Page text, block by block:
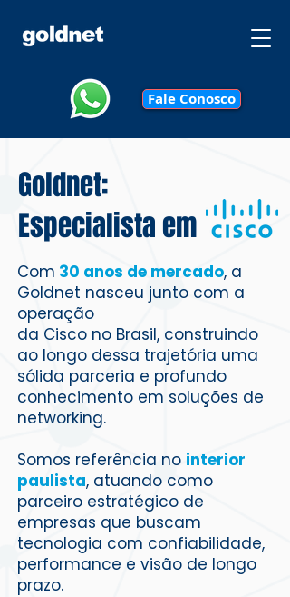
Fale Conosco
Goldnet:
Especialista em
Com 30 anos de mercado, a
Goldnet nasceu junto com a
operação
da Cisco no Brasil, construindo
ao longo dessa trajetória uma
sólida parceria e profundo
conhecimento em soluções de
networking.
Somos referência no interior
paulista, atuando como
parceiro estratégico de
empresas que buscam
tecnologia com confiabilidade,
performance e visão de longo
prazo.